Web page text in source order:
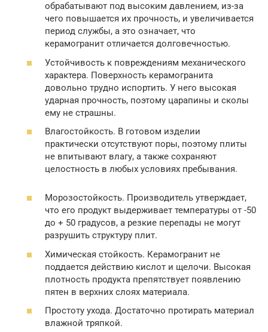
обрабатывают под высоким давлением, из-за
чего повышается их прочность, и увеличивается
период службы, а это означает, что
керамогранит отличается долговечностью.
Устойчивость к повреждениям механического
характера. Поверхность керамогранита
довольно трудно испортить. У него высокая
ударная прочность, поэтому царапины и сколы
ему не страшны.
Влагостойкость. В готовом изделии
практически отсутствуют поры, поэтому плиты
не впитывают влагу, а также сохраняют
целостность в любых условиях пребывания.
Морозостойкость. Производитель утверждает,
что его продукт выдерживает температуры от -50
до + 50 градусов, а резкие перепады не могут
разрушить структуру плит.
Химическая стойкость. Керамогранит не
поддается действию кислот и щелочи. Высокая
плотность продукта препятствует появлению
пятен в верхних слоях материала.
Простоту ухода. Достаточно протирать материал
влажной тряпкой.